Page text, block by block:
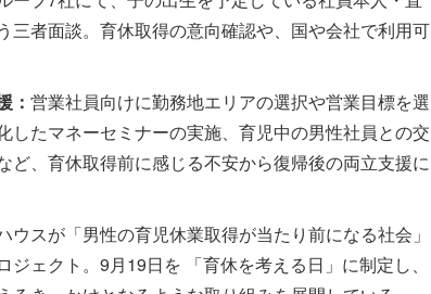
三者面談。育休取得の意向確認や、国や会社で利用可
： 営業社員向けに勤務地エリアの選択や営業目標を選
したマネーセミナーの実施、育児中の男性社員との交
ど、育休取得前に感じる不安から復帰後の両立支援に
ウスが「男性の育児休業取得が当たり前になる社会」
ェクト。9月19日を 「育休を考える日」に制定し、